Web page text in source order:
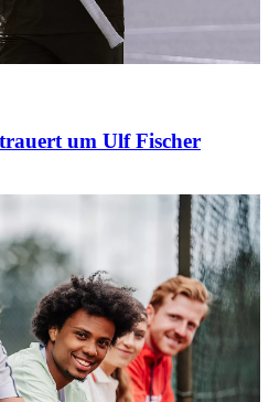
um Ulf Fischer